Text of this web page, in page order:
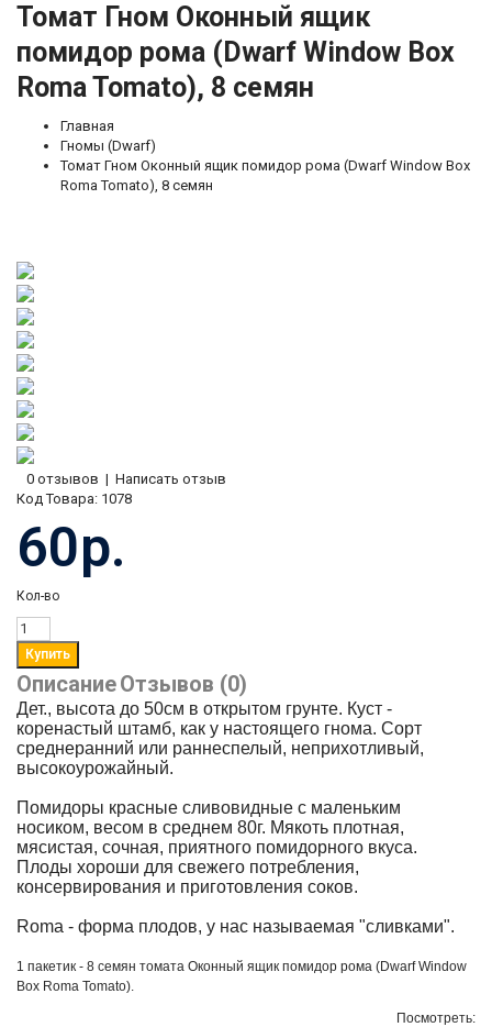
Томат Гном Оконный ящик
помидор рома (Dwarf Window Box
Roma Tomato), 8 семян
Главная
Гномы (Dwarf)
Томат Гном Оконный ящик помидор рома (Dwarf Window Box
Roma Tomato), 8 семян
0 отзывов | Написать отзыв
Код Товара: 1078
60р.
Кол-во
ОписаниеОтзывов (0)
Дет., высота до 50см в открытом грунте. Куст -
коренастый штамб, как у настоящего гнома. Сорт
среднеранний или раннеспелый, неприхотливый,
высокоурожайный.
Помидоры красные сливовидные с маленьким
носиком, весом в среднем 80г. Мякоть плотная,
мясистая, сочная, приятного помидорного вкуса.
Плоды хороши для свежего потребления,
консервирования и приготовления соков.
Roma - форма плодов, у нас называемая "сливками".
1 пакетик - 8 семян томата Оконный ящик помидор рома (Dwarf Window
Box Roma Tomato).
Посмотреть: